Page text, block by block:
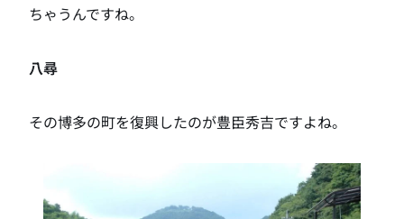
ちゃうんですね。
八尋
その博多の町を復興したのが豊臣秀吉ですよね。